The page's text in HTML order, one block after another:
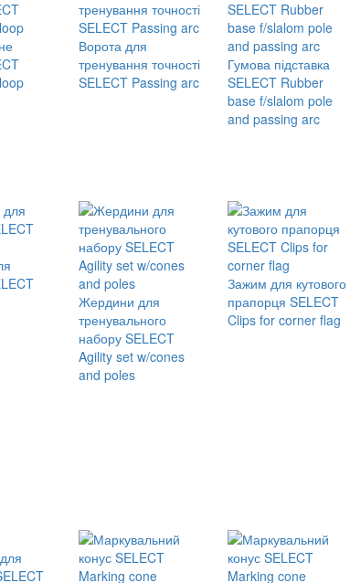
Ворота для
тренування точності
SELECT Passing arc
Гумова підставка
SELECT Rubber
base f/slalom pole
and passing arc
Жердини для
тренувального
набору SELECT
Agility set w/cones
and poles
Зажим для кутового
прапорця SELECT
Clips for corner flag